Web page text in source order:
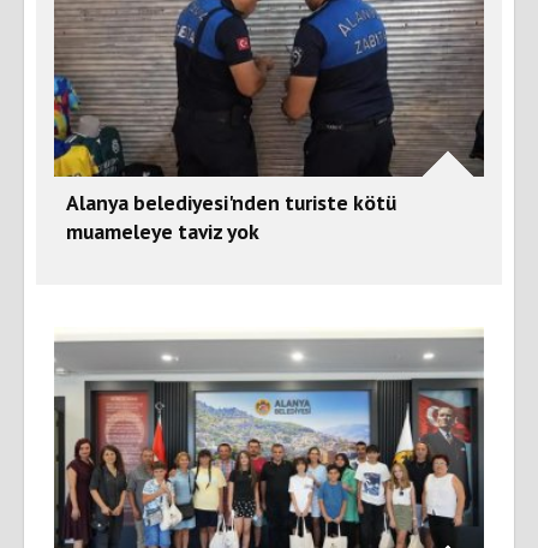
Alanya belediyesi'nden turiste kötü
muameleye taviz yok